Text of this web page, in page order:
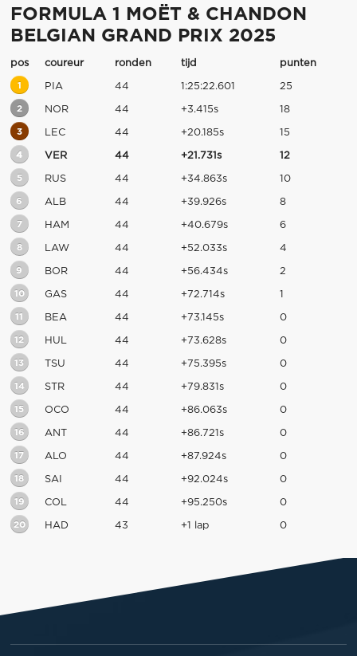
FORMULA 1 MOËT & CHANDON
BELGIAN GRAND PRIX 2025
pos coureur ronden tijd punten
1 PIA 44 1:25:22.601 25
2 NOR 44 +3.415s 18
3 LEC 44 +20.185s 15
4 VER 44 +21.731s 12
5 RUS 44 +34.863s 10
6 ALB 44 +39.926s 8
7 HAM 44 +40.679s 6
8 LAW 44 +52.033s 4
9 BOR 44 +56.434s 2
10 GAS 44 +72.714s 1
11 BEA 44 +73.145s 0
12 HUL 44 +73.628s 0
13 TSU 44 +75.395s 0
14 STR 44 +79.831s 0
15 OCO 44 +86.063s 0
16 ANT 44 +86.721s 0
17 ALO 44 +87.924s 0
18 SAI 44 +92.024s 0
19 COL 44 +95.250s 0
20 HAD 43 +1 lap 0